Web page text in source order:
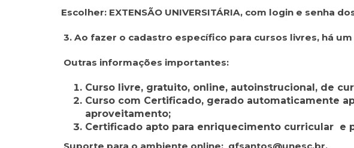
Escolher: EXTENSÃO UNIVERSITÁRIA, com login e senha
3. Ao fazer o cadastro específico para cursos livres, há
Outras informações importantes:
Curso livre, gratuito, online, autoinstrucional, de
Curso com Certificado, gerado automaticamente
aproveitamento;
Certificado apto para enriquecimento curricular e